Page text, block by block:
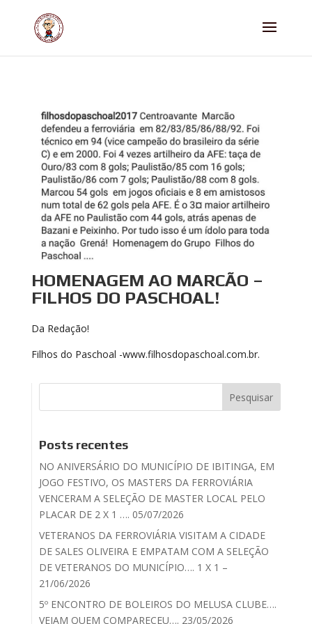
HOMENAGEM AO MARCÃO –
FILHOS DO PASCHOAL!
Da Redação!
Filhos do Paschoal -www.filhosdopaschoal.com.br.
Posts recentes
NO ANIVERSÁRIO DO MUNICÍPIO DE IBITINGA, EM
JOGO FESTIVO, OS MASTERS DA FERROVIÁRIA
VENCERAM A SELEÇÃO DE MASTER LOCAL PELO
PLACAR DE 2 X 1 …. 05/07/2026
VETERANOS DA FERROVIÁRIA VISITAM A CIDADE
DE SALES OLIVEIRA E EMPATAM COM A SELEÇÃO
DE VETERANOS DO MUNICÍPIO…. 1 X 1 –
21/06/2026
5º ENCONTRO DE BOLEIROS DO MELUSA CLUBE….
VEJAM QUEM COMPARECEU…. 23/05/2026